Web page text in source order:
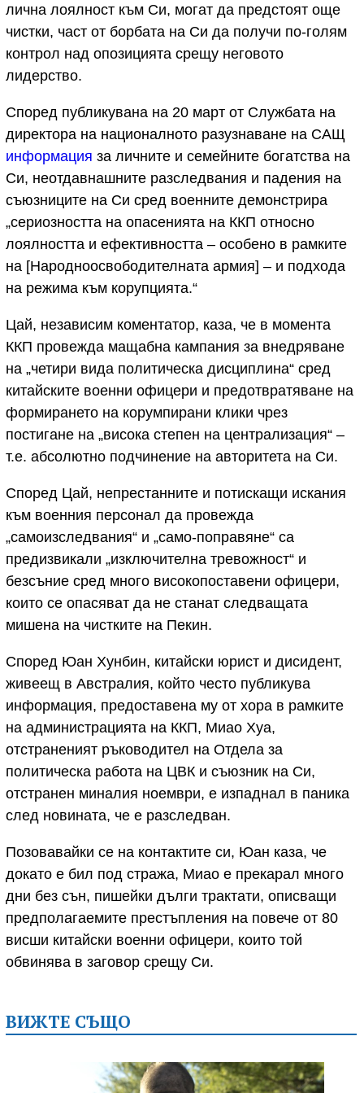
лична лоялност към Си, могат да предстоят още
чистки, част от борбата на Си да получи по-голям
контрол над опозицията срещу неговото
лидерство.
Според публикувана на 20 март от Службата на
директора на националното разузнаване на САЩ
информация за личните и семейните богатства на
Си, неотдавнашните разследвания и падения на
съюзниците на Си сред военните демонстрира
„сериозността на опасенията на ККП относно
лоялността и ефективността – особено в рамките
на [Народноосвободителната армия] – и подхода
на режима към корупцията.“
Цай, независим коментатор, каза, че в момента
ККП провежда мащабна кампания за внедряване
на „четири вида политическа дисциплина“ сред
китайските военни офицери и предотвратяване на
формирането на корумпирани клики чрез
постигане на „висока степен на централизация“ –
т.е. абсолютно подчинение на авторитета на Си.
Според Цай, непрестанните и потискащи искания
към военния персонал да провежда
„самоизследвания“ и „само-поправяне“ са
предизвикали „изключителна тревожност“ и
безсъние сред много високопоставени офицери,
които се опасяват да не станат следващата
мишена на чистките на Пекин.
Според Юан Хунбин, китайски юрист и дисидент,
живеещ в Австралия, който често публикува
информация, предоставена му от хора в рамките
на администрацията на ККП, Миао Хуа,
отстраненият ръководител на Отдела за
политическа работа на ЦВК и съюзник на Си,
отстранен миналия ноември, е изпаднал в паника
след новината, че е разследван.
Позовавайки се на контактите си, Юан каза, че
докато е бил под стража, Миао е прекарал много
дни без сън, пишейки дълги трактати, описващи
предполагаемите престъпления на повече от 80
висши китайски военни офицери, които той
обвинява в заговор срещу Си.
ВИЖТЕ СЪЩО